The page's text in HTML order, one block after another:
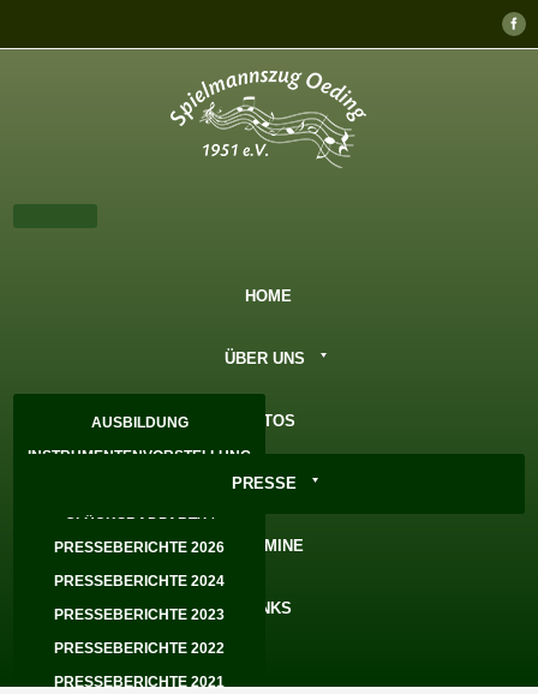
HOME
ÜBER UNS
AUSBILDUNG
INSTRUMENTENVORSTELLUNG
GLÜCKSRADPARTY /
SOMMERGARTEN
SATZUNG
FOTOS
PRESSE
PRESSEBERICHTE 2026
PRESSEBERICHTE 2024
PRESSEBERICHTE 2023
PRESSEBERICHTE 2022
PRESSEBERICHTE 2021
TERMINE
LINKS